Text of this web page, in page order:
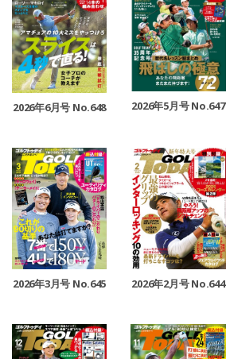
2026年6月号 No.648 2026年5月号 No.647
2026年3月号 No.645 2026年2月号 No.644